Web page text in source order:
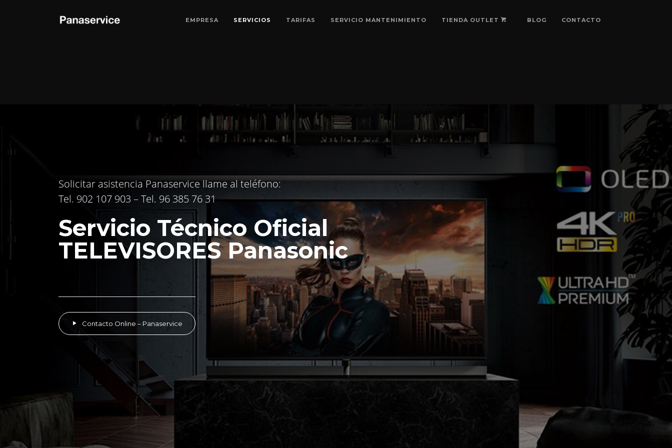
EMPRESA SERVICIOS TARIFAS SERVICIO MANTENIMIENTO TIENDA OUTLET BLOG CONTACTO
Solicitar asistencia Panaservice llame al teléfono:
Tel. 902 107 903 – Tel. 96 385 76 31
Servicio Técnico Oficial
TELEVISORES Panasonic
Contacto Online – Panaservice